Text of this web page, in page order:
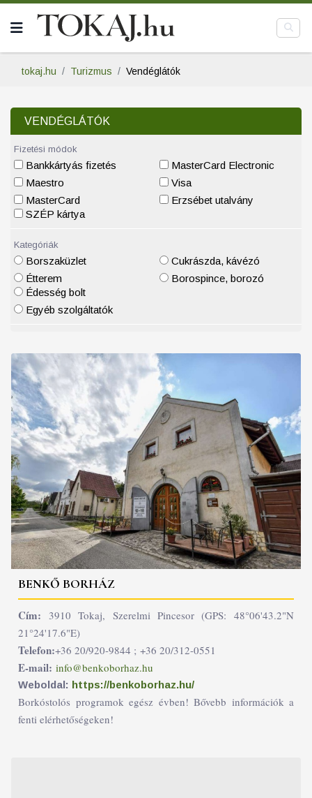
tokaj.hu Turizmus Vendéglátók
VENDÉGLÁTÓK
Fizetési módok
Bankkártyás fizetés
Maestro
MasterCard
MasterCard Electronic
Visa
Erzsébet utalvány
SZÉP kártya
Kategóriák
Borszaküzlet
Étterem
Cukrászda, kávézó
Borospince, borozó
Édesség bolt
Egyéb szolgáltatók
BENKŐ BORHÁZ
Cím: 3910 Tokaj, Szerelmi Pincesor (GPS: 48°06'43.2"N
21°24'17.6"E)
Telefon:+36 20/920-9844 ; +36 20/312-0551
E-mail: info@benkoborhaz.hu
Weboldal: https://benkoborhaz.hu/
Borkóstolós programok egész évben! Bővebb információk a
fenti elérhetőségeken!